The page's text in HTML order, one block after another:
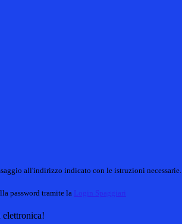
all'indirizzo indicato con le istruzioni necessarie.
password tramite la Login Spaggiari
elettronica!